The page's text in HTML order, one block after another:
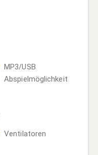
MP3/USB
Abspielmöglichkeit
Ventilatoren